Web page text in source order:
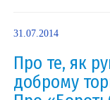
31.07.2014
Про те, як
доброму